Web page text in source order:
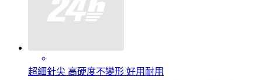
超細針尖 高硬度不變形 好用耐用